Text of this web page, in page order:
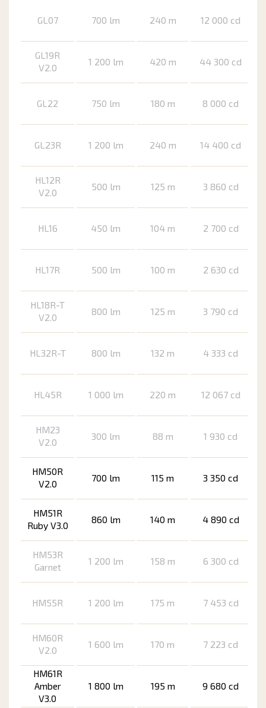
GL07 700 lm 240 m 12 000 cd
GL19R
V2.0
1 200 lm 420 m 44 300 cd
GL22 750 lm 180 m 8 000 cd
GL23R 1 200 lm 240 m 14 400 cd
HL12R
V2.0
500 lm 125 m 3 860 cd
HL16 450 lm 104 m 2 700 cd
HL17R 500 lm 100 m 2 630 cd
HL18R-T
V2.0
800 lm 125 m 3 790 cd
HL32R-T 800 lm 132 m 4 333 cd
HL45R 1 000 lm 220 m 12 067 cd
HM23
V2.0
300 lm 88 m 1 930 cd
HM50R
V2.0
700 lm 115 m 3 350 cd
HM51R
Ruby V3.0
860 lm 140 m 4 890 cd
HM53R
Garnet
1 200 lm 158 m 6 300 cd
HM55R 1 200 lm 175 m 7 453 cd
HM60R
V2.0
1 600 lm 170 m 7 223 cd
HM61R
Amber
V3.0
1 800 lm 195 m 9 680 cd